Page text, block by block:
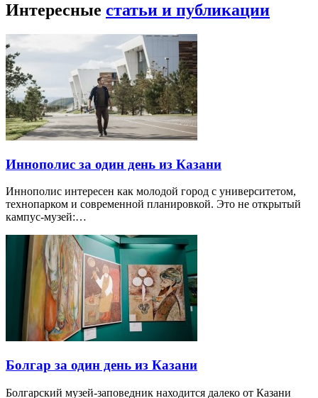
Интересные статьи и публикации
Иннополис за один день из Казани
Иннополис интересен как молодой город с университетом,
технопарком и современной планировкой. Это не открытый
кампус-музей:…
Болгар за один день из Казани
Болгарский музей-заповедник находится далеко от Казани